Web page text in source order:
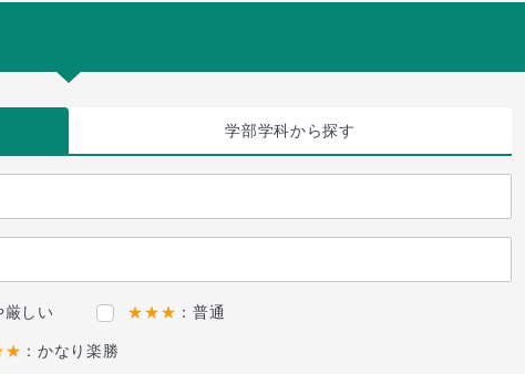
学部学科から探す
厳しい ★★★ ：普通
：かなり楽勝